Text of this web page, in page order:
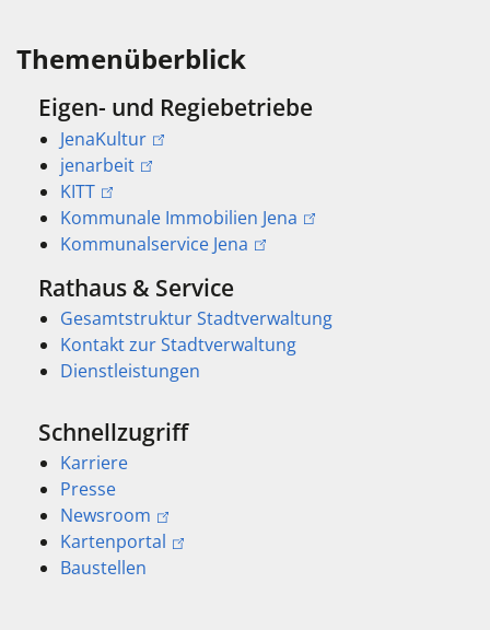
Themenüberblick
Eigen- und Regiebetriebe
JenaKultur
jenarbeit
KITT
Kommunale Immobilien Jena
Kommunalservice Jena
Rathaus & Service
Gesamtstruktur Stadtverwaltung
Kontakt zur Stadtverwaltung
Dienstleistungen
Schnellzugriff
Karriere
Presse
Newsroom
Kartenportal
Baustellen